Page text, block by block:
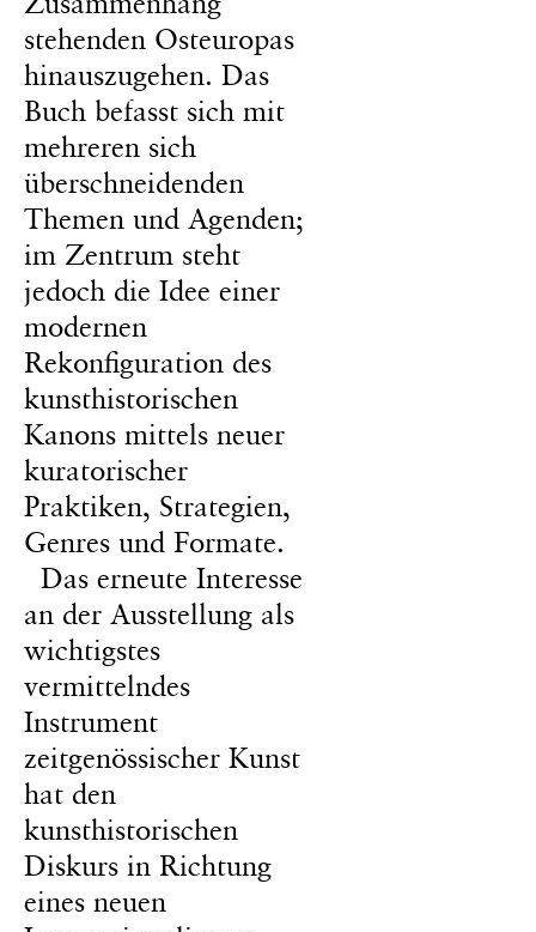
stehenden Osteuropas
hinauszugehen. Das
Buch befasst sich mit
mehreren sich
überschneidenden
Themen und Agenden;
im Zentrum steht
jedoch die Idee einer
modernen
Rekonfiguration des
kunsthistorischen
Kanons mittels neuer
kuratorischer
Praktiken, Strategien,
Genres und Formate.
Das erneute Interesse
an der Ausstellung als
wichtigstes
vermittelndes
Instrument
zeitgenössischer Kunst
hat den
kunsthistorischen
Diskurs in Richtung
eines neuen